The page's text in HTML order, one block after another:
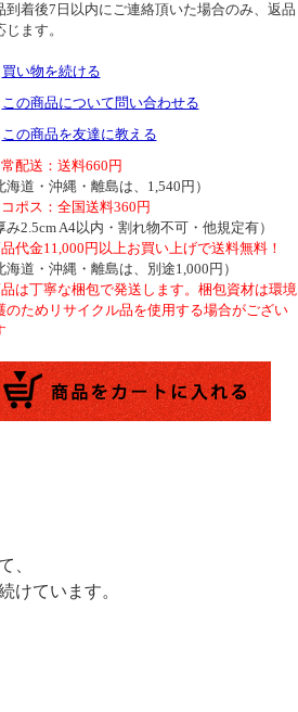
到着後7日以内にご連絡頂いた場合のみ、返品
じます。
買い物を続ける
この商品について問い合わせる
この商品を友達に教える
配送：送料660円
海道・沖縄・離島は、1,540円）
ポス：全国送料360円
み2.5cm A4以内・割れ物不可・他規定有）
代金11,000円以上お買い上げで送料無料！
海道・沖縄・離島は、別途1,000円）
は丁寧な梱包で発送します。梱包資材は環境
のためリサイクル品を使用する場合がござい
、
けています。